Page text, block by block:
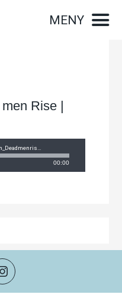
MENY
Rise |
00:00